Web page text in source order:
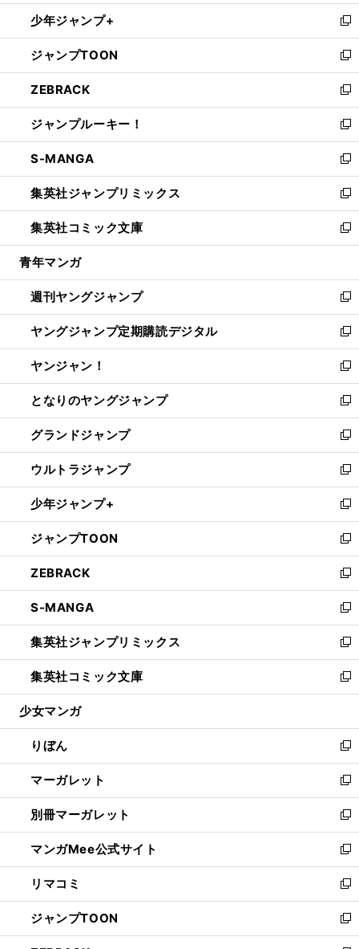
ウ
で
開
く
ン
ド
ウ
で
開
く
ウ
ィ
ン
ド
ウ
で
開
く
し
い
ウ
ィ
ン
ド
ウ
で
開
く
少年ジャンプ+
新
し
い
ウ
ィ
ン
ド
ウ
で
開
く
ジャンプTOON
新
し
い
ウ
ィ
ン
ド
ウ
で
開
く
ZEBRACK
新
し
い
ウ
ィ
ン
ド
ウ
で
開
ジャンプルーキー！
新
し
い
ウ
ィ
ン
ド
ウ
開
く
S-MANGA
新
し
い
ウ
ィ
ン
ウ
で
開
く
集英社ジャンプリミックス
新
し
い
ウ
ン
ド
ウ
で
開
く
集英社コミック文庫
新
し
ウ
ィ
ン
ド
ウ
で
開
く
青年マンガ
週刊ヤングジャンプ
新
し
い
ウ
ィ
ン
ド
ウ
で
開
く
ヤングジャンプ定期購読デジタル
新
し
い
ウ
ィ
ン
ド
ウ
で
開
く
ヤンジャン！
新
し
い
ウ
ィ
ン
ド
ウ
で
開
く
となりのヤングジャンプ
新
し
い
ウ
ィ
ン
ド
ウ
で
開
く
グランドジャンプ
新
し
い
ウ
ィ
ン
ド
ウ
で
開
く
ウルトラジャンプ
新
し
い
ウ
ィ
ン
ド
ウ
で
開
く
少年ジャンプ+
新
し
い
ウ
ィ
ン
ド
ウ
で
開
く
ジャンプTOON
新
し
い
ウ
ィ
ン
ド
ウ
で
開
ZEBRACK
新
し
い
ウ
ィ
ン
ド
ウ
開
く
S-MANGA
新
し
い
ウ
ィ
ン
ウ
で
開
く
集英社ジャンプリミックス
新
し
い
ウ
ン
ド
ウ
で
開
く
集英社コミック文庫
新
し
ウ
ィ
ン
ド
ウ
で
開
く
少女マンガ
りぼん
新
し
い
ウ
ィ
ン
ド
ウ
で
開
く
マーガレット
新
し
い
ウ
ィ
ン
ド
ウ
で
開
別冊マーガレット
新
し
い
ウ
ィ
ン
ド
ウ
マンガMee公式サイト
新
し
い
ウ
ィ
ン
リマコミ
新
し
い
ウ
ジャンプTOON
新
し